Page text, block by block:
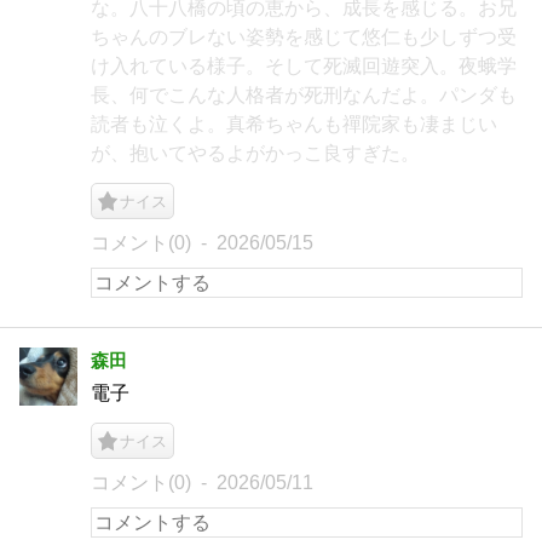
な。八十八橋の頃の恵から、成長を感じる。お兄
ちゃんのブレない姿勢を感じて悠仁も少しずつ受
け入れている様子。そして死滅回遊突入。夜蛾学
長、何でこんな人格者が死刑なんだよ。パンダも
読者も泣くよ。真希ちゃんも禪院家も凄まじい
が、抱いてやるよがかっこ良すぎた。
ナイス
コメント(0) 2026/05/15
森田
電子
ナイス
コメント(0) 2026/05/11